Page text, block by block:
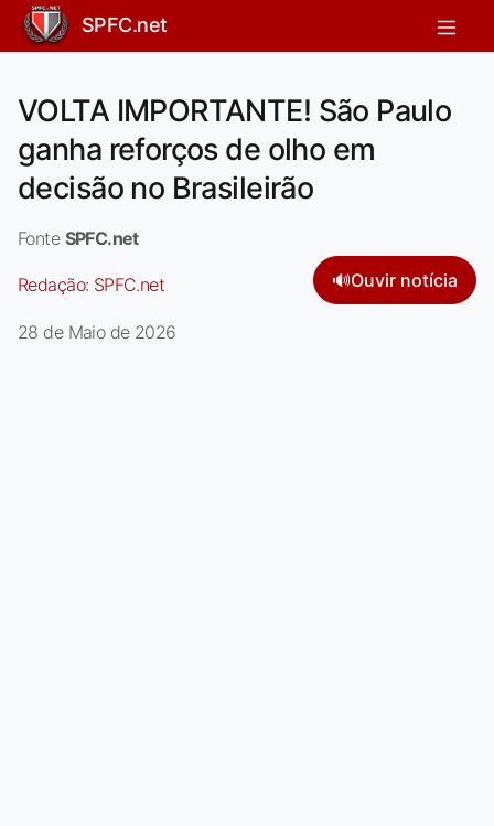
SPFC.net
VOLTA IMPORTANTE! São Paulo
ganha reforços de olho em
decisão no Brasileirão
Fonte SPFC.net
Redação: SPFC.net 🔊Ouvir notícia
28 de Maio de 2026